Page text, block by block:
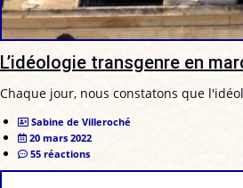
L’idéologie transgenre en
Chaque jour, nous constatons que
Sabine de Villeroché
20 mars 2022
55 réactions